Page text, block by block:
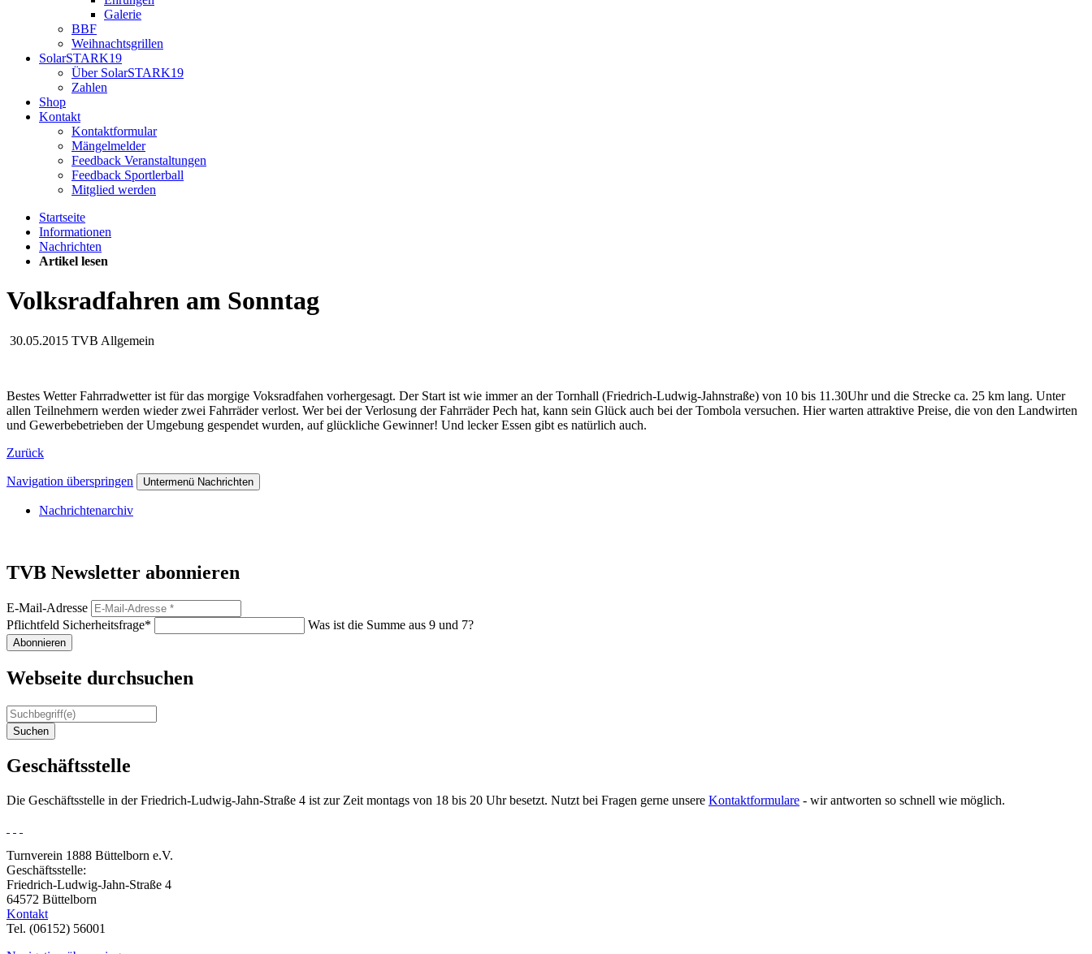
Galerie
BBF
Weihnachtsgrillen
SolarSTARK19
Über SolarSTARK19
Zahlen
Shop
Kontakt
Kontaktformular
Mängelmelder
Feedback Veranstaltungen
Feedback Sportlerball
Mitglied werden
Startseite
Informationen
Nachrichten
Artikel lesen
Volksradfahren am Sonntag
30.05.2015 TVB Allgemein
Bestes Wetter Fahrradwetter ist für das morgige Voksradfahen vorhergesagt. Der Start ist wie immer an der Tornhall (Friedrich-Ludwig-Jahnstraße) von 10 bis 11.30Uhr und die Strecke ca. 25 km lang. Unter
allen Teilnehmern werden wieder zwei Fahrräder verlost. Wer bei der Verlosung der Fahrräder Pech hat, kann sein Glück auch bei der Tombola versuchen. Hier warten attraktive Preise, die von den Landwirten
und Gewerbebetrieben der Umgebung gespendet wurden, auf glückliche Gewinner! Und lecker Essen gibt es natürlich auch.
Zurück
Navigation überspringen Untermenü Nachrichten
Nachrichtenarchiv
TVB Newsletter abonnieren
E-Mail-Adresse
Pflichtfeld Sicherheitsfrage* Was ist die Summe aus 9 und 7?
Abonnieren
Webseite durchsuchen
Suchen
Geschäftsstelle
Die Geschäftsstelle in der Friedrich-Ludwig-Jahn-Straße 4 ist zur Zeit montags von 18 bis 20 Uhr besetzt. Nutzt bei Fragen gerne unsere Kontaktformulare - wir antworten so schnell wie möglich.
Turnverein 1888 Büttelborn e.V.
Geschäftsstelle:
Friedrich-Ludwig-Jahn-Straße 4
64572 Büttelborn
Kontakt
Tel. (06152) 56001